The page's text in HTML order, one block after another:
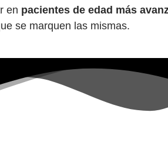
en pacientes de edad más
se marquen las mismas.